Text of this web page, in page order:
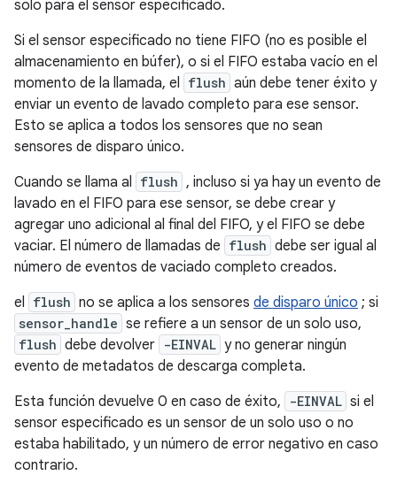
solo para el sensor especificado.
Si el sensor especificado no tiene FIFO (no es posible el
almacenamiento en búfer), o si el FIFO estaba vacío en el
momento de la llamada, el flush aún debe tener éxito y
enviar un evento de lavado completo para ese sensor.
Esto se aplica a todos los sensores que no sean
sensores de disparo único.
Cuando se llama al flush , incluso si ya hay un evento de
lavado en el FIFO para ese sensor, se debe crear y
agregar uno adicional al final del FIFO, y el FIFO se debe
vaciar. El número de llamadas de flush debe ser igual al
número de eventos de vaciado completo creados.
el flush no se aplica a los sensores de disparo único ; si
sensor_handle se refiere a un sensor de un solo uso,
flush debe devolver -EINVAL y no generar ningún
evento de metadatos de descarga completa.
Esta función devuelve 0 en caso de éxito,
-EINVAL si el
sensor especificado es un sensor de un solo uso o no
estaba habilitado, y un número de error negativo en caso
contrario.